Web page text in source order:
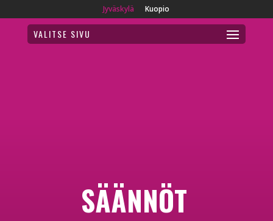
Jyväskylä Kuopio
VALITSE SIVU
SÄÄNNÖT